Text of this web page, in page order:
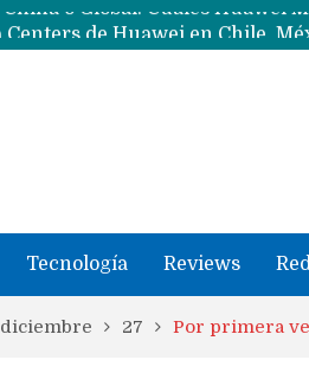
Tecnología Reviews
diciembre 27 Por primera